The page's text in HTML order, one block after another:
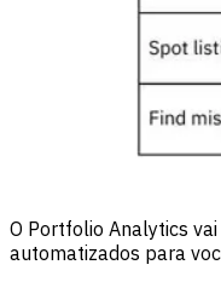
O Portfolio Analytics
automatizados para